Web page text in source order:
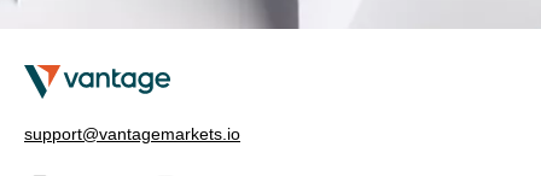
support@vantagemarkets.io